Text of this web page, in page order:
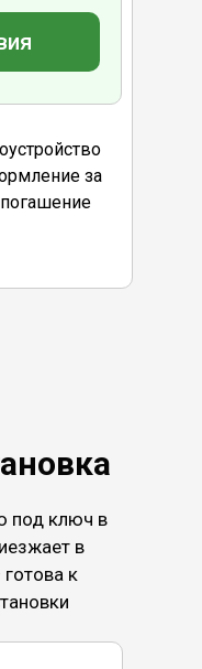
за
под ключ в
в
к